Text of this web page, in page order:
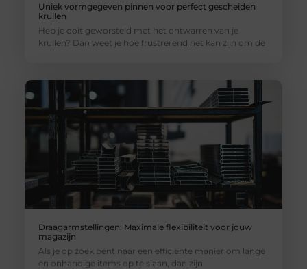
Uniek vormgegeven pinnen voor perfect gescheiden
krullen
Heb je ooit geworsteld met het ontwarren van je
krullen? Dan weet je hoe frustrerend het kan zijn om de
Draagarmstellingen: Maximale flexibiliteit voor jouw
magazijn
Als je op zoek bent naar een efficiënte manier om lange
en onhandige items op te slaan, dan zijn